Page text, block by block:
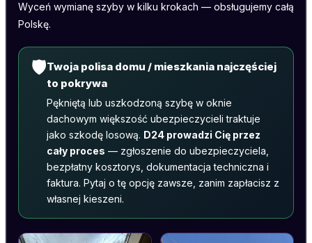
Wyceń wymianę szyby w kilku krokach — obsługujemy całą
Polskę.
🛡️Twoja polisa domu / mieszkania najczęściej
to pokrywa
Pękniętą lub uszkodzoną szybę w oknie
dachowym większość ubezpieczycieli traktuje
jako szkodę losową. D24 prowadzi Cię przez
cały proces — zgłoszenie do ubezpieczyciela,
bezpłatny kosztorys, dokumentacja techniczna i
faktura. Pytaj o tę opcję zawsze, zanim zapłacisz z
własnej kieszeni.